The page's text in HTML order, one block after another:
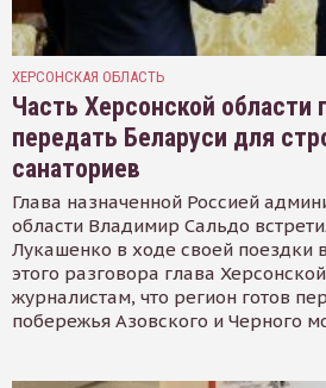
ХЕРСОНСКАЯ ОБЛАСТЬ
Часть Херсонской
передать Беларуси для
санаториев
Глава назначенной Россией
области Владимир Сальдо
Лукашенко в ходе своей поездки
этого разговора глава
журналистам, что регион готов
побережья Азовского и Черного